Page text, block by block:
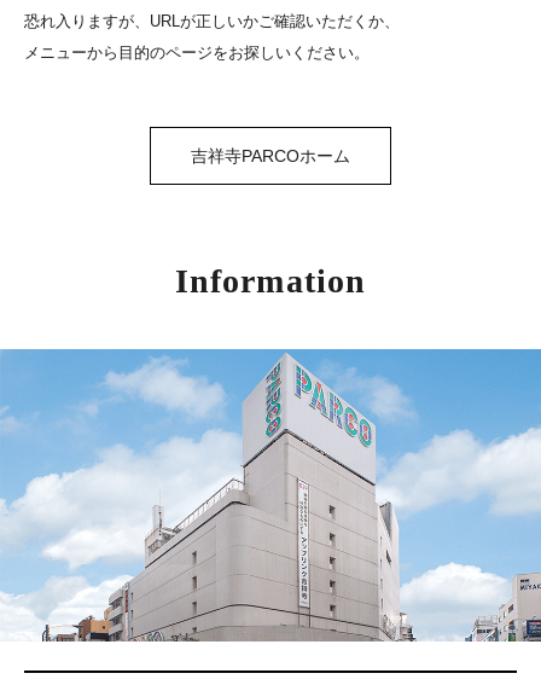
恐れ入りますが、URLが正しいかご確認いただくか、
メニューから目的のページをお探しいください。
吉祥寺PARCOホーム
Information